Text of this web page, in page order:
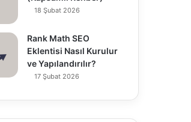
18 Şubat 2026
Rank Math SEO
Eklentisi Nasıl Kurulur
ve Yapılandırılır?
17 Şubat 2026